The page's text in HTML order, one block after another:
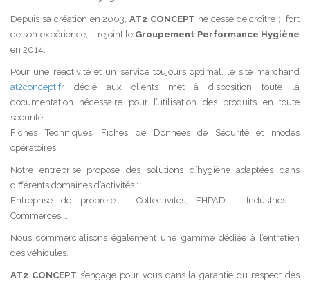
Depuis sa création en 2003,AT2 CONCEPT ne cesse de croître ; fort
de son expérience, il rejoint le Groupement Performance Hygiène
en 2014.
Pour une réactivité et un service toujours optimal, le site marchand
at2concept.fr dédié aux clients met à disposition toute la
documentation nécessaire pour l’utilisation des produits en toute
sécurité :
Fiches Techniques, Fiches de Données de Sécurité et modes
opératoires.
Notre entreprise propose des solutions d’hygiène adaptées dans
différents domaines d’activités :
Entreprise de propreté - Collectivités, EHPAD - Industries –
Commerces …
Nous commercialisons également une gamme dédiée à l’entretien
des véhicules.
AT2 CONCEPT s’engage pour vous dans la garantie du respect des